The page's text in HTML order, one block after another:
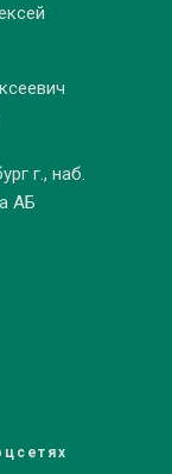
г., наб.
АБ